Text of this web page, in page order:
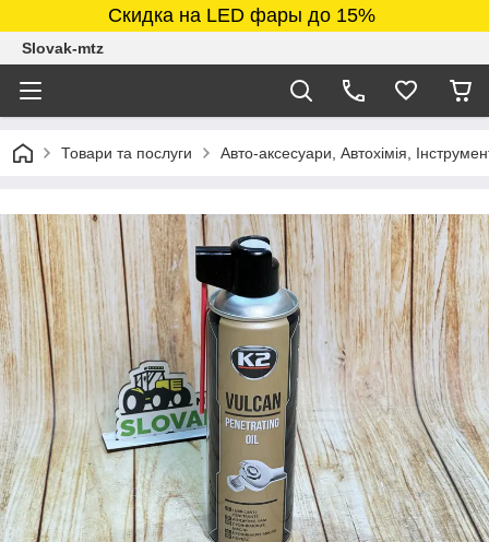
Скидка на LED фары до 15%
Slovak-mtz
Товари та послуги Авто-аксесуари, Автохімія,